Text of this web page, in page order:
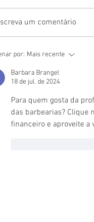
Vaga é MIA - repercussão da
um comentário
por: Mais recente
Barbara Brangel
18 de jul. de 2024
Para quem gosta da
das barbearias? Clique
financeiro e aproveite a